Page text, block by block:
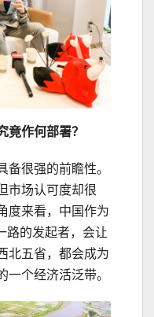
竟作何部署？
备很强的前瞻性。
市场认可度却很
度来看，中国作为
路的发起者，会让
北五省，都会成为
一个经济活泛带。